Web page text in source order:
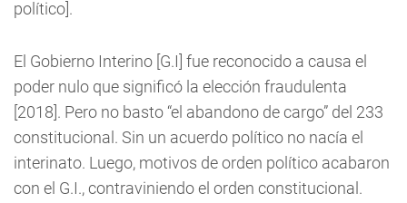
político].
El Gobierno Interino [G.I] fue reconocido a causa el
poder nulo que significó la elección fraudulenta
[2018]. Pero no basto “el abandono de cargo” del 233
constitucional. Sin un acuerdo político no nacía el
interinato. Luego, motivos de orden político acabaron
con el G.I., contraviniendo el orden constitucional.